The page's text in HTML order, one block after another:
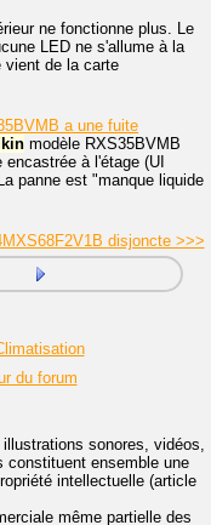
ne fonctionne plus. Le
LED ne s'allume à la
vient de la carte
a une fuite
modèle RXS35BVMB
à l'étage (UI
panne est "manque liquide
disjoncte >>>
du forum
sonores, vidéos,
constituent ensemble une
intellectuelle (article
même partielle des